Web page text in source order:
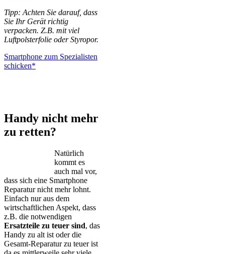
Tipp: Achten Sie darauf, dass
Sie Ihr Gerät richtig
verpacken. Z.B. mit viel
Luftpolsterfolie oder Styropor.
Smartphone zum Spezialisten
schicken*
Handy nicht mehr
zu retten?
Natürlich
kommt es
auch mal vor,
dass sich eine Smartphone
Reparatur nicht mehr lohnt.
Einfach nur aus dem
wirtschaftlichen Aspekt, dass
z.B. die notwendigen
Ersatzteile zu teuer sind, das
Handy zu alt ist oder die
Gesamt-Reparatur zu teuer ist